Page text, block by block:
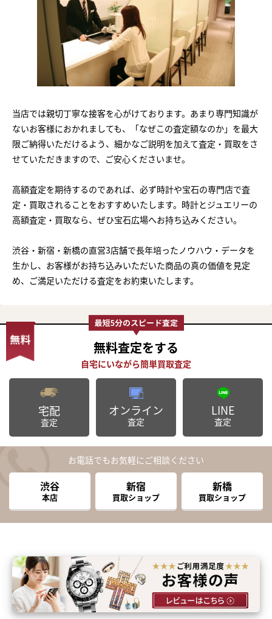
当店では親切丁寧な接客を心がけております。あまり専門知識が
ないお客様におかれましても、「なぜこの査定額なのか」を最大
限ご納得いただけるよう、細かなご説明を加えて査定・買取をさ
せていただきますので、ご安心くださいませ。
高額査定を期待するのであれば、必ず時計や宝石の専門店で査
定・買取されることをおすすめいたします。時計とジュエリーの
高額査定・買取なら、ぜひ宝石広場へお持ち込みください。
渋谷・新宿・新橋の直営3店舗で長年培ったノウハウ・データを
生かし、お客様がお持ち込みいただいた商品の真の価値を見定
め、ご満足いただける査定をお約束いたします。
無料査定をする
宅配
査定
オンライン
査定
LINE
査定
お電話でもお気軽にご相談ください
渋谷
本店
新宿
買取ショップ
新橋
買取ショップ